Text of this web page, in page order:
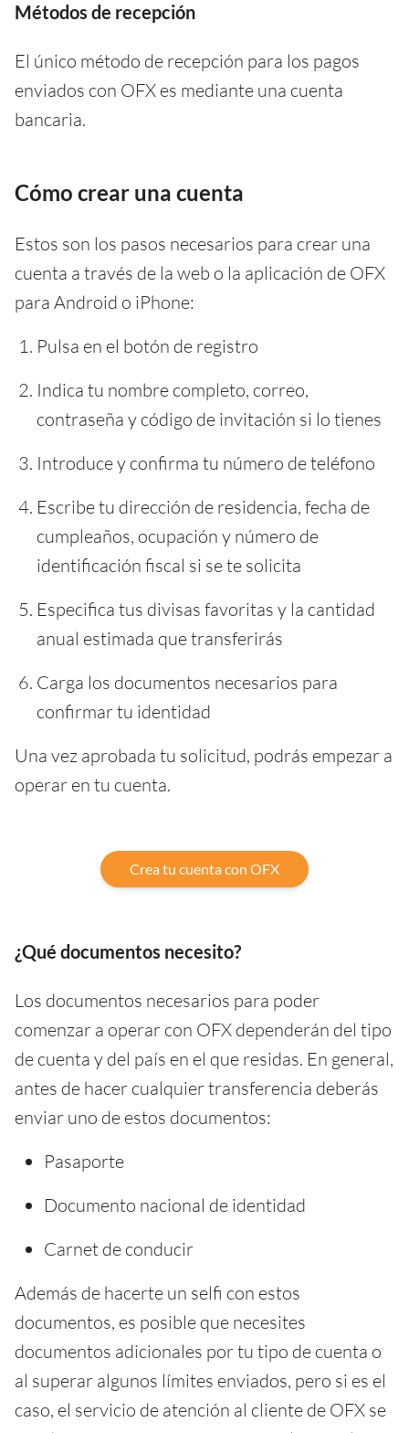
Métodos de recepción
El único método de recepción para los pagos
enviados con OFX es mediante una cuenta
bancaria.
Cómo crear una cuenta
Estos son los pasos necesarios para crear una
cuenta a través de la web o la aplicación de OFX
para Android o iPhone:
Pulsa en el botón de registro
Indica tu nombre completo, correo,
contraseña y código de invitación si lo tienes
Introduce y confirma tu número de teléfono
Escribe tu dirección de residencia, fecha de
cumpleaños, ocupación y número de
identificación fiscal si se te solicita
Especifica tus divisas favoritas y la cantidad
anual estimada que transferirás
Carga los documentos necesarios para
confirmar tu identidad
Una vez aprobada tu solicitud, podrás empezar a
operar en tu cuenta.
Crea tu cuenta con OFX
¿Qué documentos necesito?
Los documentos necesarios para poder
comenzar a operar con OFX dependerán del tipo
de cuenta y del país en el que residas. En general,
antes de hacer cualquier transferencia deberás
enviar uno de estos documentos:
Pasaporte
Documento nacional de identidad
Carnet de conducir
Además de hacerte un selfi con estos
documentos, es posible que necesites
documentos adicionales por tu tipo de cuenta o
al superar algunos límites enviados, pero si es el
caso, el servicio de atención al cliente de OFX se